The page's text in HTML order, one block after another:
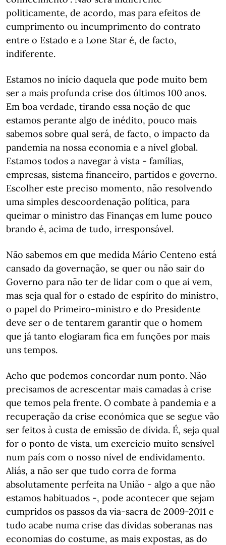
politicamente, de acordo, mas para efeitos de
cumprimento ou incumprimento do contrato
entre o Estado e a Lone Star é, de facto,
indiferente.
Estamos no início daquela que pode muito bem
ser a mais profunda crise dos últimos 100 anos.
Em boa verdade, tirando essa noção de que
estamos perante algo de inédito, pouco mais
sabemos sobre qual será, de facto, o impacto da
pandemia na nossa economia e a nível global.
Estamos todos a navegar à vista - famílias,
empresas, sistema financeiro, partidos e governo.
Escolher este preciso momento, não resolvendo
uma simples descoordenação política, para
queimar o ministro das Finanças em lume pouco
brando é, acima de tudo, irresponsável.
Não sabemos em que medida Mário Centeno está
cansado da governação, se quer ou não sair do
Governo para não ter de lidar com o que aí vem,
mas seja qual for o estado de espírito do ministro,
o papel do Primeiro-ministro e do Presidente
deve ser o de tentarem garantir que o homem
que já tanto elogiaram fica em funções por mais
uns tempos.
Acho que podemos concordar num ponto. Não
precisamos de acrescentar mais camadas à crise
que temos pela frente. O combate à pandemia e a
recuperação da crise económica que se segue vão
ser feitos à custa de emissão de dívida. É, seja qual
for o ponto de vista, um exercício muito sensível
num país com o nosso nível de endividamento.
Aliás, a não ser que tudo corra de forma
absolutamente perfeita na União - algo a que não
estamos habituados -, pode acontecer que sejam
cumpridos os passos da via-sacra de 2009-2011 e
tudo acabe numa crise das dívidas soberanas nas
economias do costume, as mais expostas, as do